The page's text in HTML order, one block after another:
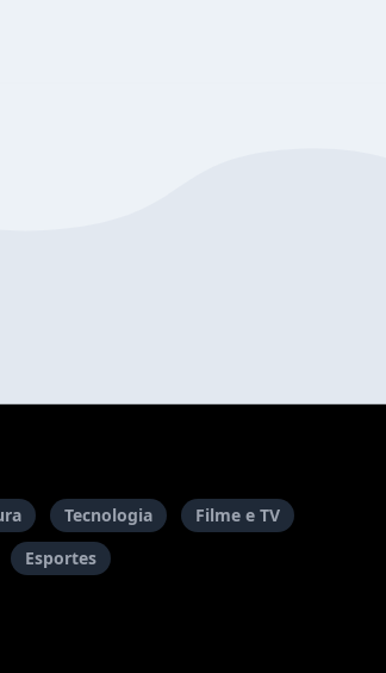
Tecnologia
Filme e TV
Esportes